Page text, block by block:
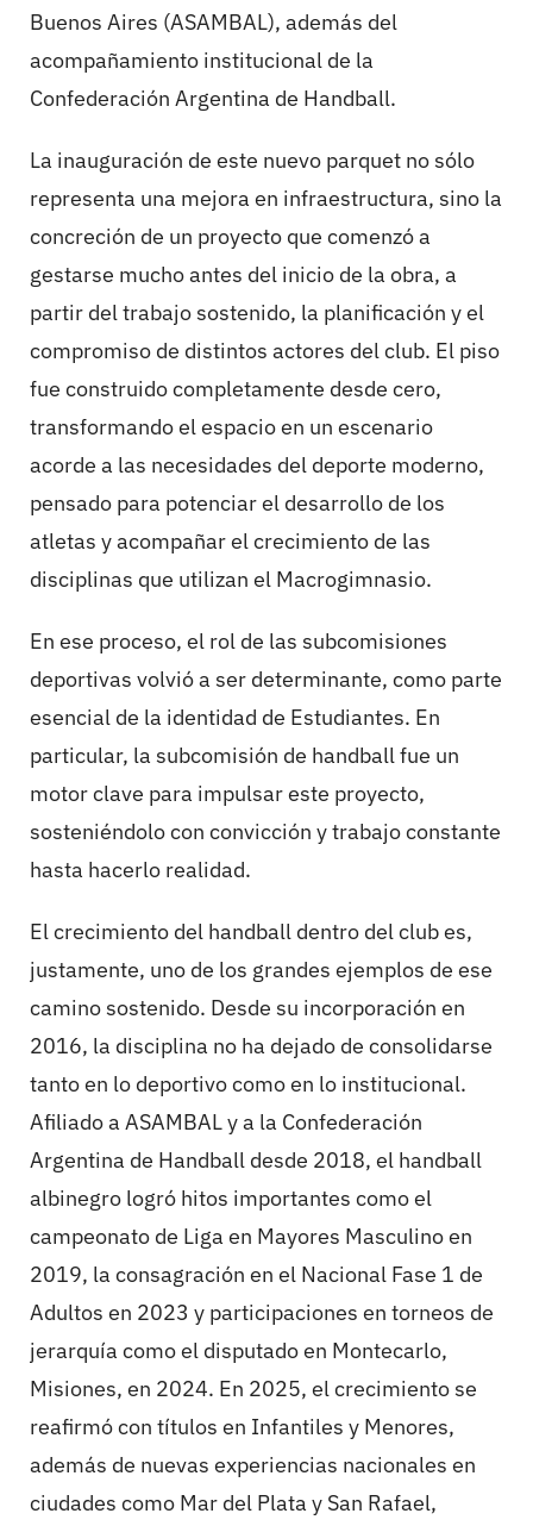
Buenos Aires (ASAMBAL), además del
acompañamiento institucional de la
Confederación Argentina de Handball.
La inauguración de este nuevo parquet no sólo
representa una mejora en infraestructura, sino la
concreción de un proyecto que comenzó a
gestarse mucho antes del inicio de la obra, a
partir del trabajo sostenido, la planificación y el
compromiso de distintos actores del club. El piso
fue construido completamente desde cero,
transformando el espacio en un escenario
acorde a las necesidades del deporte moderno,
pensado para potenciar el desarrollo de los
atletas y acompañar el crecimiento de las
disciplinas que utilizan el Macrogimnasio.
En ese proceso, el rol de las subcomisiones
deportivas volvió a ser determinante, como parte
esencial de la identidad de Estudiantes. En
particular, la subcomisión de handball fue un
motor clave para impulsar este proyecto,
sosteniéndolo con convicción y trabajo constante
hasta hacerlo realidad.
El crecimiento del handball dentro del club es,
justamente, uno de los grandes ejemplos de ese
camino sostenido. Desde su incorporación en
2016, la disciplina no ha dejado de consolidarse
tanto en lo deportivo como en lo institucional.
Afiliado a ASAMBAL y a la Confederación
Argentina de Handball desde 2018, el handball
albinegro logró hitos importantes como el
campeonato de Liga en Mayores Masculino en
2019, la consagración en el Nacional Fase 1 de
Adultos en 2023 y participaciones en torneos de
jerarquía como el disputado en Montecarlo,
Misiones, en 2024. En 2025, el crecimiento se
reafirmó con títulos en Infantiles y Menores,
además de nuevas experiencias nacionales en
ciudades como Mar del Plata y San Rafael,